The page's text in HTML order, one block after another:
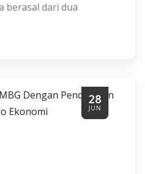
berasal dari dua
28
JUN